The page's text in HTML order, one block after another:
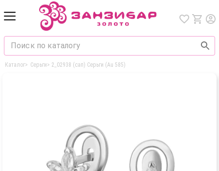
Каталог> Серьги> 2_02938 (сап) Серьги (Au 585)